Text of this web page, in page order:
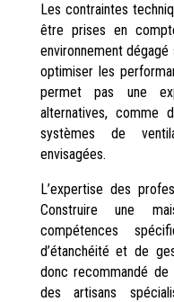
Les contraintes
être prises en
environnement
optimiser les
permet pas une
alternatives, comme
systèmes de
envisagées.
L’expertise des
Construire une
compétences
d’étanchéité et de
donc recommandé
des artisans